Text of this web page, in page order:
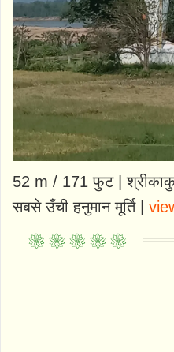
52 m / 171 फुट |
सबसे उँची हनुमान मूर्ति |